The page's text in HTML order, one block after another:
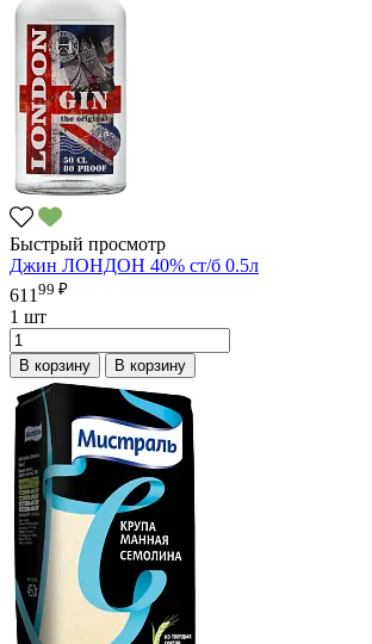
Быстрый просмотр
Джин ЛОНДОН 40% ст/б 0.5л
611 99 ₽
1 шт
В корзину В корзину